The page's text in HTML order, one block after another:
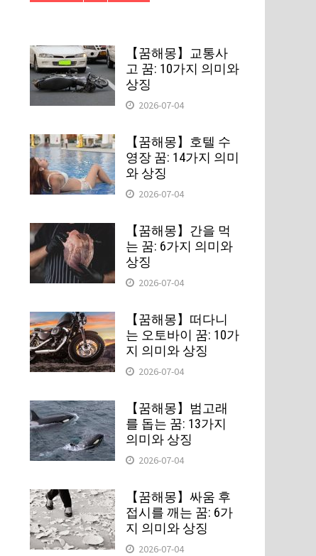
【꿈해몽】교통사
고 꿈: 10가지 의미와
상징
2026-07-04
【꿈해몽】호텔 수
영장 꿈: 14가지 의미
와 상징
2026-07-04
【꿈해몽】간을 먹
는 꿈: 6가지 의미와
상징
2026-07-04
【꿈해몽】떠다니
는 오토바이 꿈: 10가
지 의미와 상징
2026-07-04
【꿈해몽】범고래
를 돕는 꿈: 13가지
의미와 상징
2026-07-04
【꿈해몽】싸움 후
접시를 깨는 꿈: 6가
지 의미와 상징
2026-07-04